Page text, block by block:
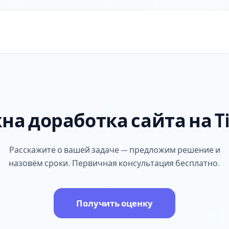
доработка сайта на
Расскажите о вашей задаче — предложим решение и
назовём сроки. Первичная консультация бесплатно.
Получить оценку